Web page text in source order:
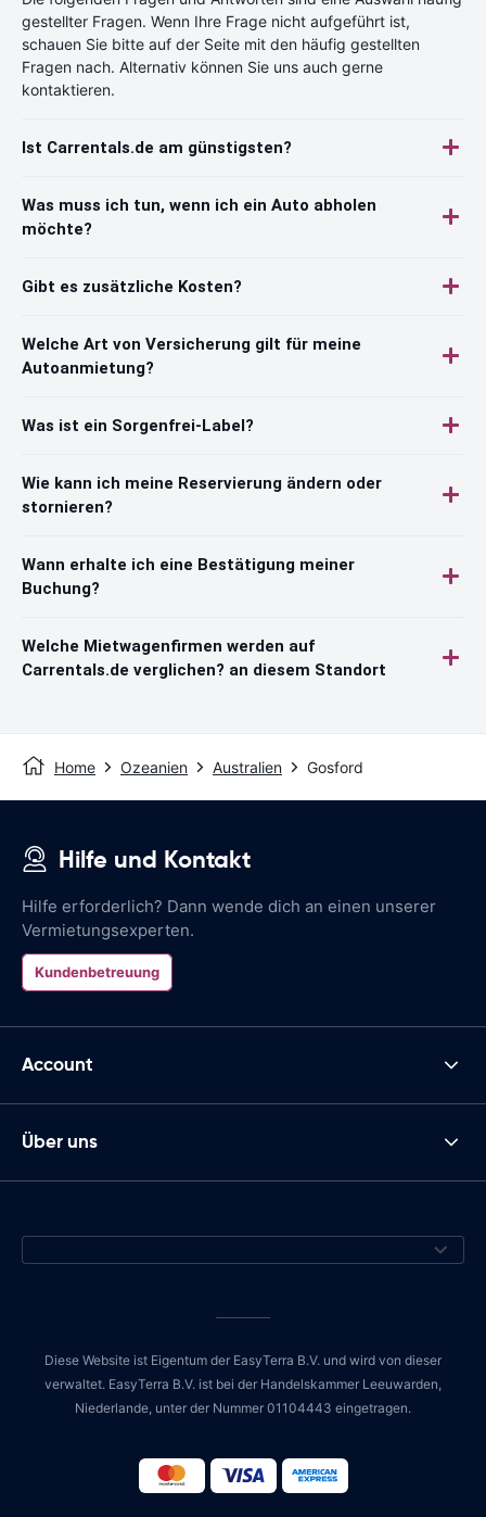
gestellter Fragen. Wenn Ihre Frage nicht aufgeführt ist,
schauen Sie bitte auf der Seite mit den häufig gestellten
Fragen nach. Alternativ können Sie uns auch gerne
kontaktieren.
Ist Carrentals.de am günstigsten?
Was muss ich tun, wenn ich ein Auto abholen
möchte?
Gibt es zusätzliche Kosten?
Welche Art von Versicherung gilt für meine
Autoanmietung?
Was ist ein Sorgenfrei-Label?
Wie kann ich meine Reservierung ändern oder
stornieren?
Wann erhalte ich eine Bestätigung meiner
Buchung?
Welche Mietwagenfirmen werden auf
Carrentals.de verglichen? an diesem Standort
Home Ozeanien Australien Gosford
Hilfe und Kontakt
Hilfe erforderlich? Dann wende dich an einen unserer
Vermietungsexperten.
Kundenbetreuung
Account
Über uns
Diese Website ist Eigentum der EasyTerra B.V. und wird von dieser
verwaltet. EasyTerra B.V. ist bei der Handelskammer Leeuwarden,
Niederlande, unter der Nummer 01104443 eingetragen.